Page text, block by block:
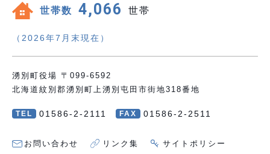
世帯数 4,066 世帯
（2026年7月末現在）
湧別町役場 〒099-6592
北海道紋別郡湧別町上湧別屯田市街地318番地
TEL 01586-2-2111 FAX 01586-2-2511
お問い合わせ リンク集 サイトポリシー